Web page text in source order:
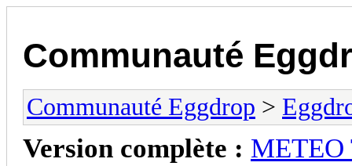
Communauté
Communauté Eggdrop >
Version complète : METEO